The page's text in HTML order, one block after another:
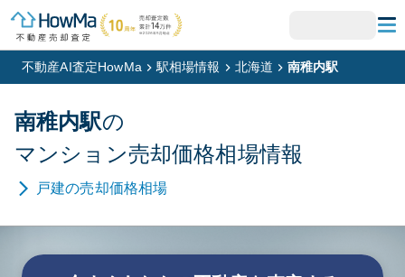
不動産AI査定HowMa 駅相場情報 北海道 南稚内駅
南稚内駅の
マンション売却価格相場情報
戸建の売却価格相場